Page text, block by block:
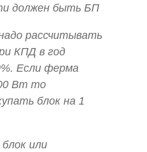
должен быть БП
рассчитывать
КПД в год
Если ферма
Вт то
блок на 1
или